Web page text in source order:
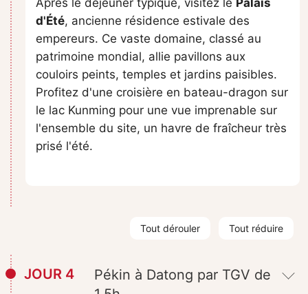
Après le déjeuner typique, visitez le Palais
d'Été, ancienne résidence estivale des
empereurs. Ce vaste domaine, classé au
patrimoine mondial, allie pavillons aux
couloirs peints, temples et jardins paisibles.
Profitez d'une croisière en bateau-dragon sur
le lac Kunming pour une vue imprenable sur
l'ensemble du site, un havre de fraîcheur très
prisé l'été.
Tout dérouler Tout réduire
JOUR 4
Pékin à Datong par TGV de